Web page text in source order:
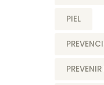
PIEL